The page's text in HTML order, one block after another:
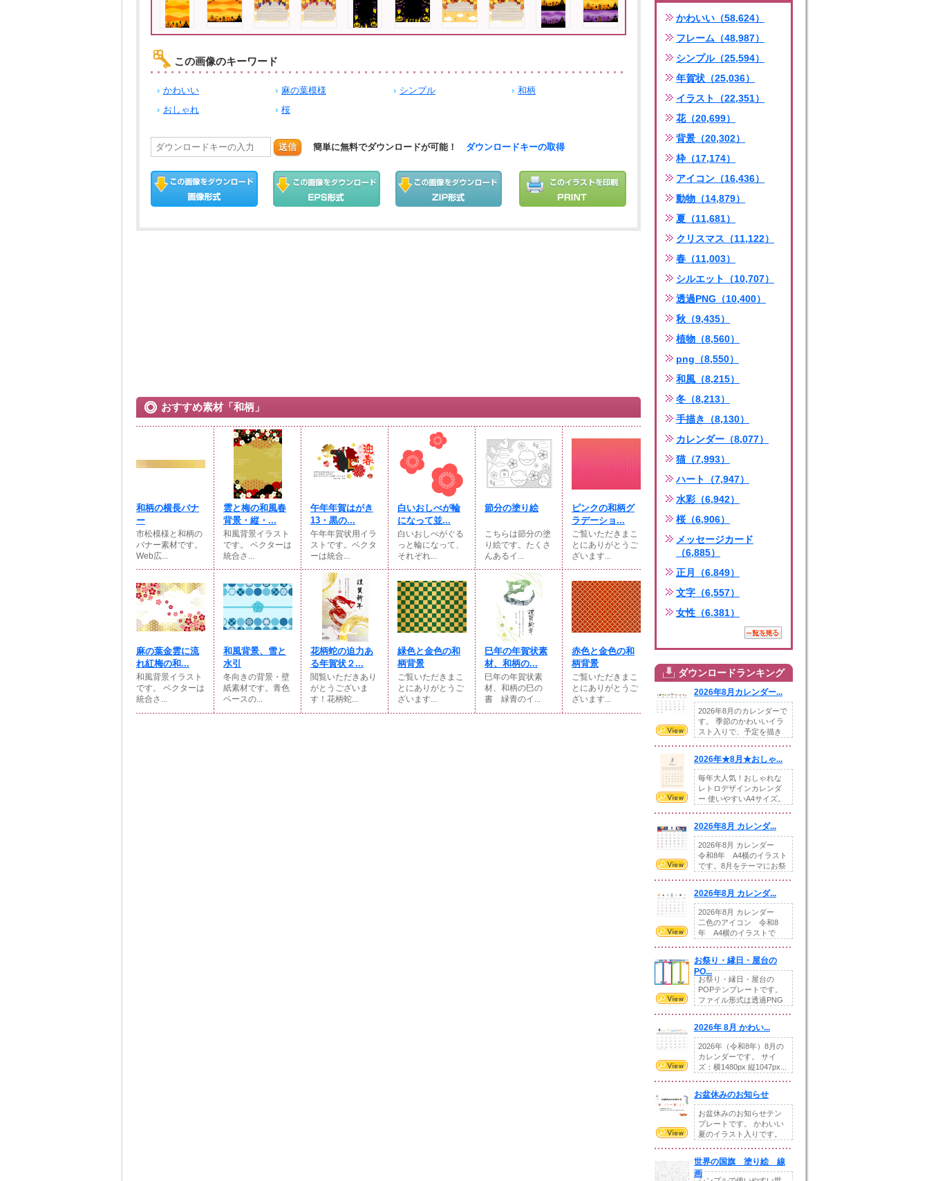
この画像のキーワード
かわいい 麻の葉模様 シンプル
和柄
おしゃれ
桜
送信 簡単に無料でダウンロードが可能！ ダウンロードキーの取得
おすすめ素材「和柄」
和柄の横長バナ
ー
市松模様と和柄の
バナー素材です。
Web広...
雲と梅の和風春
背景・縦・...
和風背景イラスト
です。 ベクターは
統合さ...
午年年賀はがき
13・黒の...
午年年賀状用イラ
ストです。ベクタ
ーは統合...
白いおしべが輪
になって並...
白いおしべがぐる
っと輪になって、
それぞれ...
節分の塗り絵
こちらは節分の塗
り絵です。たくさ
んあるイ...
ピンクの和柄グ
ラデーショ...
ご覧いただきまこ
とにありがとうご
ざいます...
麻の葉金雲に流
れ紅梅の和...
和風背景イラスト
です。 ベクターは
統合さ...
和風背景、雪と
水引
冬向きの背景・壁
紙素材です。青色
ベースの...
花柄蛇の迫力あ
る年賀状２...
閲覧いただきあり
がとうございま
す！花柄蛇...
緑色と金色の和
柄背景
ご覧いただきまこ
とにありがとうご
ざいます...
巳年の年賀状素
材、和柄の...
巳年の年賀状素
材、和柄の巳の
書 緑青のイ...
赤色と金色の和
柄背景
ご覧いただきまこ
とにありがとうご
ざいます...
かわいい（58,624）
フレーム（48,987）
シンプル（25,594）
年賀状（25,036）
イラスト（22,351）
花（20,699）
背景（20,302）
枠（17,174）
アイコン（16,436）
動物（14,879）
夏（11,681）
クリスマス（11,122）
春（11,003）
シルエット（10,707）
透過PNG（10,400）
秋（9,435）
植物（8,560）
png（8,550）
和風（8,215）
冬（8,213）
手描き（8,130）
カレンダー（8,077）
猫（7,993）
ハート（7,947）
水彩（6,942）
桜（6,906）
メッセージカード
（6,885）
正月（6,849）
文字（6,557）
女性（6,381）
ダウンロードランキング
2026年8月カレンダー...
2026年8月のカレンダーで
す。 季節のかわいいイラ
スト入りで、予定を描き
2026年★8月★おしゃ...
毎年大人気！おしゃれな
レトロデザインカレンダ
ー 使いやすいA4サイズ。
2026年8月 カレンダ...
2026年8月 カレンダー
令和8年 A4横のイラスト
です。8月をテーマにお祭
2026年8月 カレンダ...
2026年8月 カレンダー
二色のアイコン 令和8
年 A4横のイラストで
お祭り・縁日・屋台の
PO...
お祭り・縁日・屋台の
POPテンプレートです。
ファイル形式は透過PNG
2026年 8月 かわい...
2026年（令和8年）8月の
カレンダーです。 サイ
ズ：横1480px 縦1047px...
お盆休みのお知らせ
お盆休みのお知らせテン
プレートです。 かわいい
夏のイラスト入りです。
世界の国旗 塗り絵 線
画